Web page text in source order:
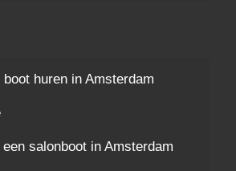
boot huren in Amsterdam
salonboot in Amsterdam